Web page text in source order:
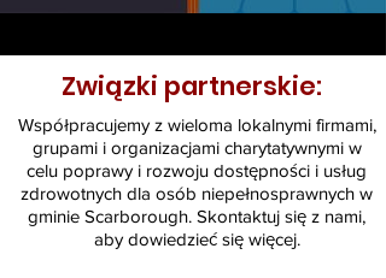
Związki partnerskie:
Współpracujemy z wieloma lokalnymi firmami,
grupami i organizacjami charytatywnymi w
celu poprawy i rozwoju dostępności i usług
zdrowotnych dla osób niepełnosprawnych w
gminie Scarborough. Skontaktuj się z nami,
aby dowiedzieć się więcej.